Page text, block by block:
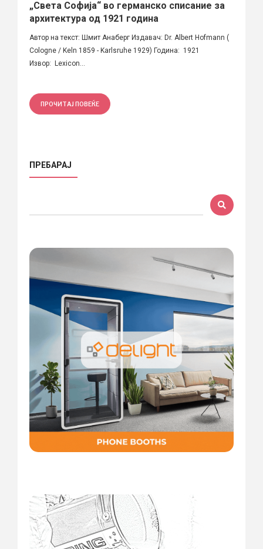
„Света Софија“ во германско списание за
архитектура од 1921 година
Автор на текст: Шмит Анаберг Издавач: Dr. Albert Hofmann (
Cologne / Keln 1859 - Karlsruhe 1929) Година: 1921
Извор: Lexicon...
ПРОЧИТАЈ ПОВЕЌЕ
ПРЕБАРАЈ